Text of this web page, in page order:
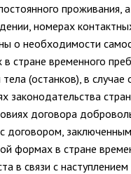
номерах
о необходимости
стране временного
(останков), в
законодательства
договора
договором,
формах в стране
в связи с